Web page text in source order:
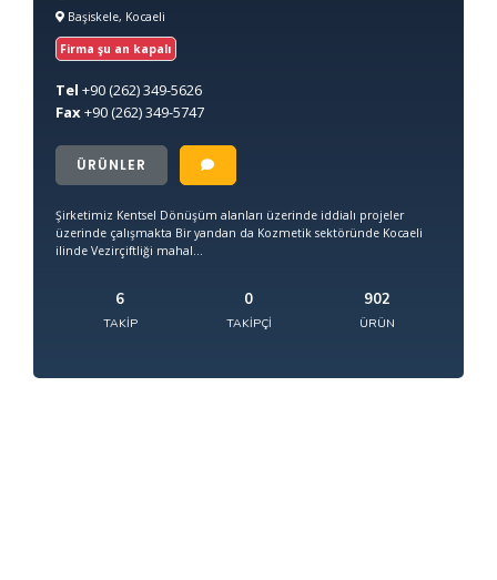
Başiskele, Kocaeli
Firma şu an kapalı
Tel +90(262) 349-5626
Fax+90(262) 349-5747
ÜRÜNLER
Şirketimiz Kentsel Dönüşüm alanları üzerinde iddialı projeler
üzerinde çalışmakta Bir yandan da Kozmetik sektöründe Kocaeli
ilinde Vezirçiftliği mahal...
6
TAKIP
0
TAKIPÇI
902
ÜRÜN